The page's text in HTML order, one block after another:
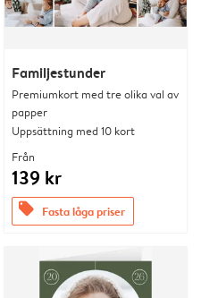
Familjestunder
Premiumkort med tre olika val av
papper
Uppsättning med 10 kort
Från
139 kr
offers Fasta låga priser